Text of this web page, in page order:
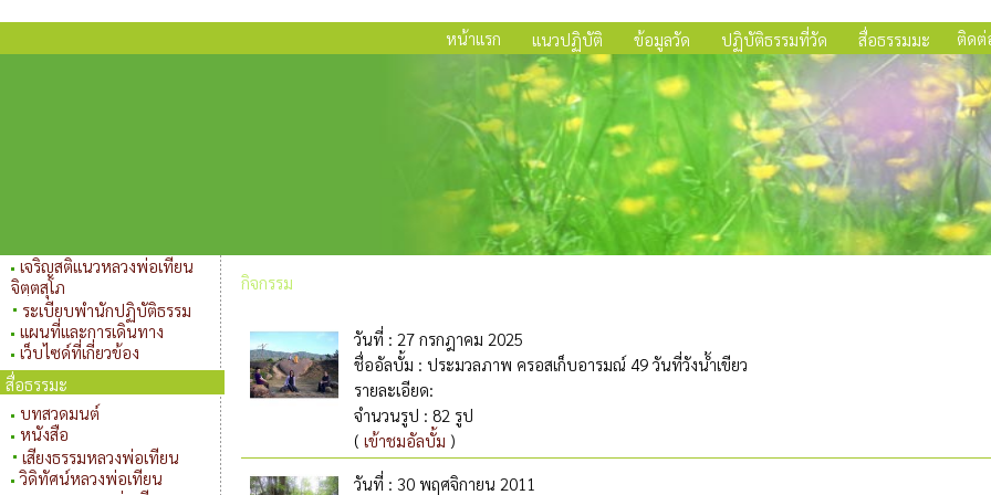
หน้าแรก แนวปฏิบัติ ข้อมูลวัด ปฏิบัติธรรมที่วัด สื่อธรรมมะ ติดต่
เจริญสติแนวหลวงพ่อเทียน
จิตฺตสุโภ
ระเบียบพำนักปฏิบัติธรรม
แผนที่และการเดินทาง
เว็บไซด์ที่เกี่ยวข้อง
สื่อธรรมะ
บทสวดมนต์
หนังสือ
เสียงธรรมหลวงพ่อเทียน
วิดิทัศน์หลวงพ่อเทียน
กิจกรรม
วันที่ : 27 กรกฎาคม 2025
ชื่ออัลบั้ม : ประมวลภาพ ครอสเก็บอารมณ์ 49 วันที่วังน้ำเขียว
รายละเอียด:
จำนวนรูป : 82 รูป
( เข้าชมอัลบั้ม )
วันที่ : 30 พฤศจิกายน 2011